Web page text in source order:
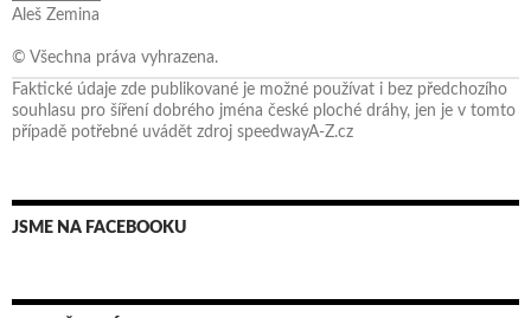
Aleš Zemina
© Všechna práva vyhrazena.
Faktické údaje zde publikované je možné používat i bez předchozího
souhlasu pro šíření dobrého jména české ploché dráhy, jen je v tomto
případě potřebné uvádět zdroj speedwayA-Z.cz
JSME NA FACEBOOKU